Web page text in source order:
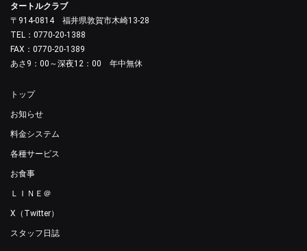
タートルクラブ
〒914-0814 福井県敦賀市木崎13-28
TEL：0770-20-1388
FAX：0770-20-1389
あさ9：00～深夜12：00 年中無休
トップ
お知らせ
料金システム
各種サービス
お食事
ＬＩＮＥ＠
X（Twitter）
スタッフ日誌